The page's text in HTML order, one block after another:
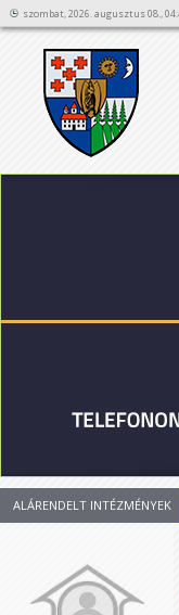
szombat, 2026. augusztus 08.,
ALÁRENDELT INTÉZMÉNYEK